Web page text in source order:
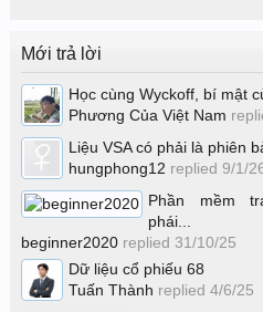
Mới trả lời
Học cùng Wyckoff, bí mật
Phương Của Việt Nam
Liệu VSA có phải là phiên
hungphong12 replied 9/1/
Phần mềm
phái...
beginner2020 replied 31/10/25
Dữ liệu cổ phiếu 68
Tuấn Thành replied 4/6/25